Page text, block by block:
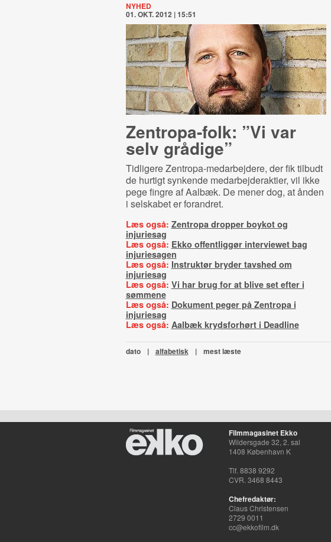
NYHED
01. OKT. 2012 | 15:51
Zentropa-folk: ”Vi var
selv grådige”
Tidligere Zentropa-medarbejdere, der fik tilbudt
de hurtigt synkende medarbejderaktier, vil ikke
pege fingre af Aalbæk. De mener dog, at ånden
i selskabet er forandret.
Læs også: Zentropa dropper boykot og
injuriesag
Læs også: Ekko offentliggør interviewet bag
injuriesagen
Læs også: Instruktør bryder tavshed om
injuriesag
Læs også: Vi har brug for at blive set efter i
sømmene
Læs også: Dokument peger på Zentropa i
injuriesag
Læs også: Aalbæk krydsforhørt i Deadline
dato | alfabetisk | mest læste
Filmmagasinet Ekko
Wildersgade 32, 2. sal
1408 København K
Tlf. 8838 9292
CVR. 3468 8443
Chefredaktør:
Claus Christensen
2729 0011
cc@ekkofilm.dk